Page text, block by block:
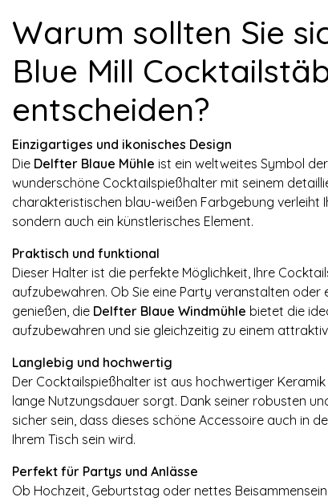
Warum sollten Sie
Blue Mill
entscheiden?
Einzigartiges und ikonisches Design
Die Delfter Blaue Mühle ist ein weltweites Symbol
wunderschöne Cocktailspießhalter mit seinem
charakteristischen blau-weißen Farbgebung verleiht
sondern auch ein künstlerisches Element.
Praktisch und funktional
Dieser Halter ist die perfekte Möglichkeit, Ihre
aufzubewahren. Ob Sie eine Party veranstalten oder
genießen, die Delfter Blaue Windmühle bietet die
aufzubewahren und sie gleichzeitig zu einem
Langlebig und hochwertig
Der Cocktailspießhalter ist aus hochwertiger
lange Nutzungsdauer sorgt. Dank seiner robusten
sicher sein, dass dieses schöne Accessoire auch in
Ihrem Tisch sein wird.
Perfekt für Partys und Anlässe
Ob Hochzeit, Geburtstag oder nettes